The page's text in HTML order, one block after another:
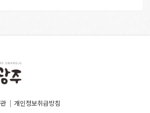
개인정보취급방침